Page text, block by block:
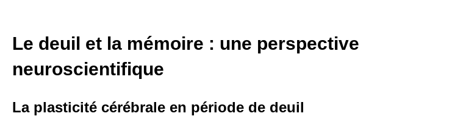
Le deuil et la mémoire : une perspective
neuroscientifique
La plasticité cérébrale en période de deuil